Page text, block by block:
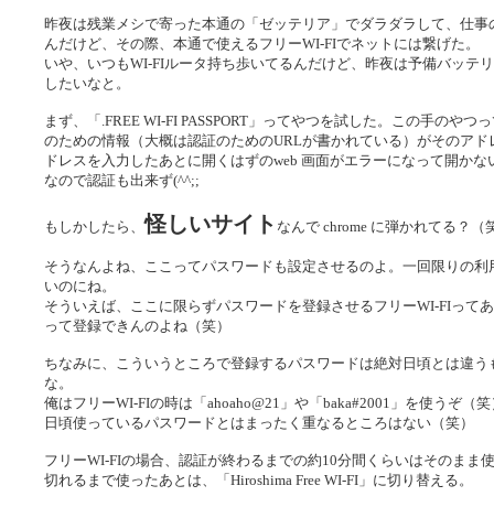
昨夜は残業メシで寄った本通の「ゼッテリア」でダラダラして、仕
んだけど、その際、本通で使えるフリーWI-FIでネットには繋げた。
いや、いつもWI-FIルータ持ち歩いてるんだけど、昨夜は予備バッテ
したいなと。
まず、「.FREE WI-FI PASSPORT」ってやつを試した。この手のや
のための情報（大概は認証のためのURLが書かれている）がそのア
ドレスを入力したあとに開くはずのweb 画面がエラーになって開かな
なので認証も出来ず(^^;;
もしかしたら、怪しいサイト なんで chrome に弾かれてる？（
そうなんよね、ここってパスワードも設定させるのよ。一回限りの
いのにね。
そういえば、ここに限らずパスワードを登録させるフリーWI-FIって
って登録できんのよね（笑）
ちなみに、こういうところで登録するパスワードは絶対日頃とは違う
な。
俺はフリーWI-FIの時は「ahoaho@21」や「baka#2001」を使うぞ（笑
日頃使っているパスワードとはまったく重なるところはない（笑）
フリーWI-FIの場合、認証が終わるまでの約10分間くらいはそのまま
切れるまで使ったあとは、「Hiroshima Free WI-FI」に切り替える。